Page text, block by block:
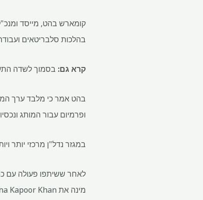
בהלכות סלבריטאים
קרא גם: בסמוך לשדה
ופרמיום עבור המותג
במגזר נדל"ן מרכזי יותר